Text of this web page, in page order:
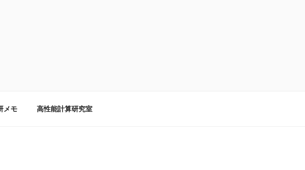
メモ 高性能計算研究室